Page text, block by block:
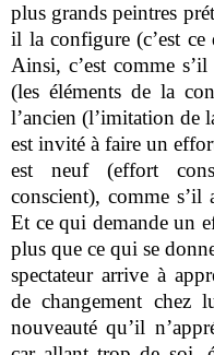
plus grands peintres
il la configure (c’est ce
Ainsi, c’est comme
(les éléments de la
l’ancien (l’imitation de
est invité à faire un
est neuf (effort
conscient), comme s’il
Et ce qui demande un
plus que ce qui se
spectateur arrive à
de changement chez
nouveauté qu’il